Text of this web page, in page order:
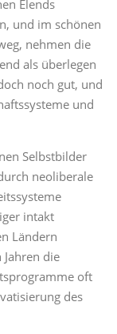
Elends
und im schönen
nehmen die
als überlegen
noch gut, und
und
Selbstbilder
neoliberale
intakt
Ländern
die
oft
des